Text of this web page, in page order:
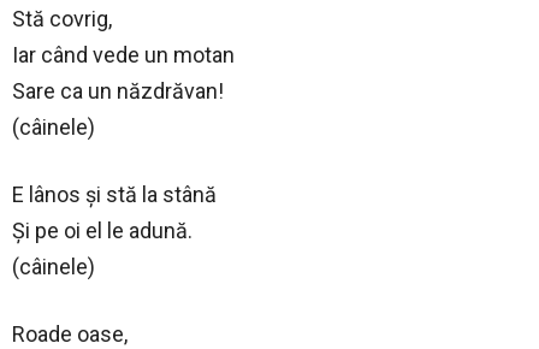
Stă covrig,
Iar când vede un motan
Sare ca un năzdrăvan!
(câinele)
E lânos şi stă la stână
Şi pe oi el le adună.
(câinele)
Roade oase,